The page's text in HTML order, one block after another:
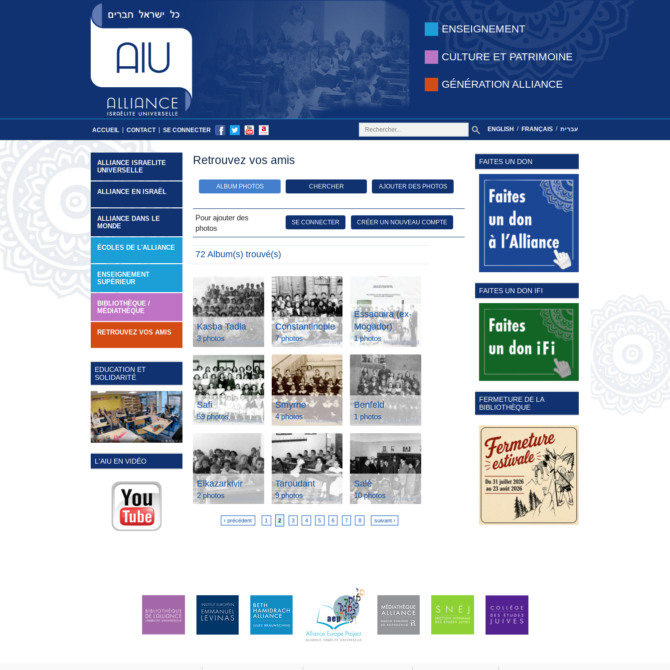
ENSEIGNEMENT
CULTURE ET PATRIMOINE
GÉNÉRATION ALLIANCE
ACCUEIL CONTACT SE CONNECTER ENGLISH / FRANÇAIS / עברית
Retrouvez vos amis
ALBUM PHOTOS CHERCHER AJOUTER DES PHOTOS
Pour ajouter des
photos
SE CONNECTER CRÉER UN NOUVEAU COMPTE
72 Album(s) trouvé(s)
Kasba Tadla
3 photos
Constantinople
7 photos
Essaouira (ex-
Mogador)
1 photos
Safi
59 photos
Smyrne
4 photos
Benfeld
1 photos
Elkazarkivir
2 photos
Taroudant
9 photos
Salé
10 photos
‹ précédent 1 2 3 4 5 6 7 8 suivant ›
ALLIANCE ISRAELITE
UNIVERSELLE
ALLIANCE EN ISRAËL
ALLIANCE DANS LE
MONDE
ÉCOLES DE L'ALLIANCE
ENSEIGNEMENT
SUPÉRIEUR
BIBLIOTHÈQUE /
MÉDIATHÈQUE
RETROUVEZ VOS AMIS
EDUCATION ET
SOLIDARITÉ
L'AIU EN VIDÉO
FAITES UN DON
FAITES UN DON IFI
FERMETURE DE LA
BIBLIOTHÈQUE